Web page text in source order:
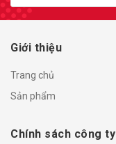
Giới thiệu
Trang chủ
Sản phẩm
Chính sách công ty